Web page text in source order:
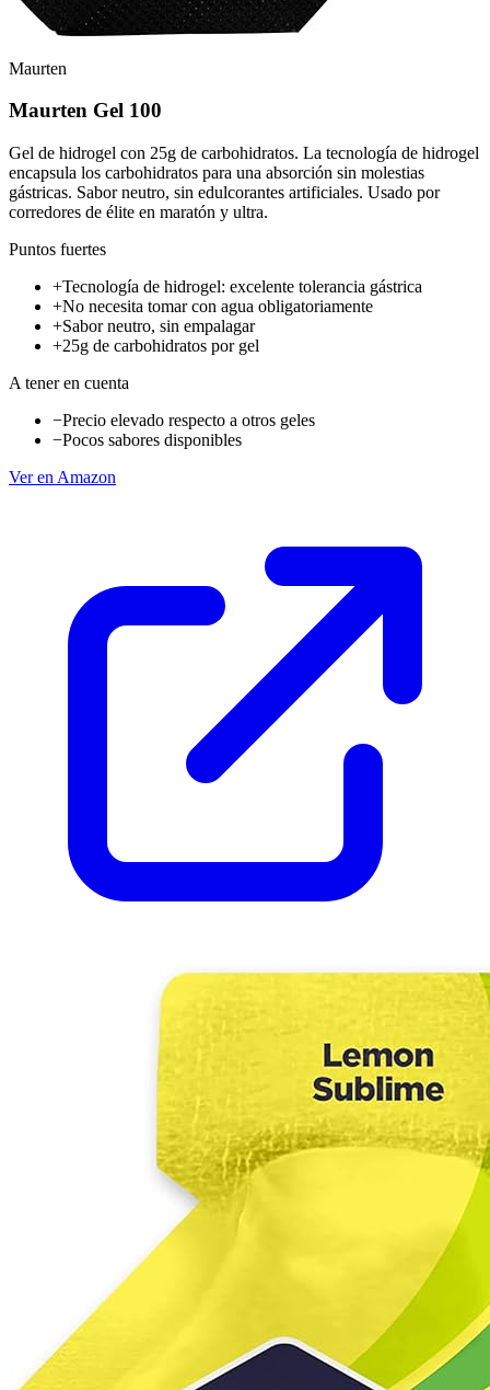
Maurten
Maurten Gel 100
Gel de hidrogel con 25g de carbohidratos. La tecnología de hidrogel
encapsula los carbohidratos para una absorción sin molestias
gástricas. Sabor neutro, sin edulcorantes artificiales. Usado por
corredores de élite en maratón y ultra.
Puntos fuertes
+Tecnología de hidrogel: excelente tolerancia gástrica
+No necesita tomar con agua obligatoriamente
+Sabor neutro, sin empalagar
+25g de carbohidratos por gel
A tener en cuenta
−Precio elevado respecto a otros geles
−Pocos sabores disponibles
Ver en Amazon